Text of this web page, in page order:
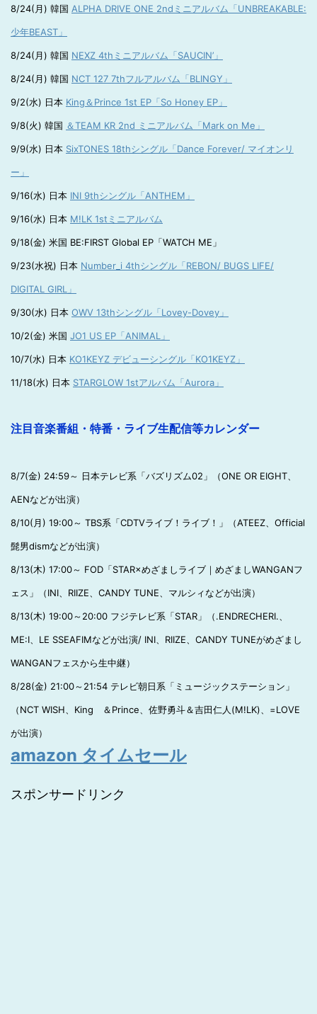
8/24(月) 韓国 ALPHA DRIVE ONE 2ndミニアルバム「UNBREAKABLE:
少年BEAST」
8/24(月) 韓国 NEXZ 4thミニアルバム「SAUCIN’」
8/24(月) 韓国 NCT 127 7thフルアルバム「BLINGY」
9/2(水) 日本 King＆Prince 1st EP「So Honey EP」
9/8(火) 韓国 ＆TEAM KR 2nd ミニアルバム「Mark on Me」
9/9(水) 日本 SixTONES 18thシングル「Dance Forever/ マイオンリ
ー」
9/16(水) 日本 INI 9thシングル「ANTHEM」
9/16(水) 日本 M!LK 1stミニアルバム
9/18(金) 米国 BE:FIRST Global EP「WATCH ME」
9/23(水祝) 日本 Number_i 4thシングル「REBON/ BUGS LIFE/
DIGITAL GIRL」
9/30(水) 日本 OWV 13thシングル「Lovey-Dovey」
10/2(金) 米国 JO1 US EP「ANIMAL」
10/7(水) 日本 KO1KEYZ デビューシングル「KO1KEYZ」
11/18(水) 日本 STARGLOW 1stアルバム「Aurora」
注目音楽番組・特番・ライブ生配信等カレンダー
8/7(金) 24:59～ 日本テレビ系「バズリズム02」（ONE OR EIGHT、
AENなどが出演）
8/10(月) 19:00～ TBS系「CDTVライブ！ライブ！」（ATEEZ、Official
髭男dismなどが出演）
8/13(木) 17:00～ FOD「STAR×めざましライブ｜めざましWANGANフ
ェス」（INI、RIIZE、CANDY TUNE、マルシィなどが出演）
8/13(木) 19:00～20:00 フジテレビ系「STAR」（.ENDRECHERI.、
ME:I、LE SSEAFIMなどが出演/ INI、RIIZE、CANDY TUNEがめざまし
WANGANフェスから生中継）
8/28(金) 21:00～21:54 テレビ朝日系「ミュージックステーション」
（NCT WISH、King ＆Prince、佐野勇斗＆吉田仁人(M!LK)、=LOVE
が出演）
amazon タイムセール
スポンサードリンク